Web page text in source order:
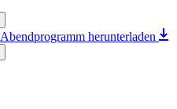
Abendprogramm herunterladen